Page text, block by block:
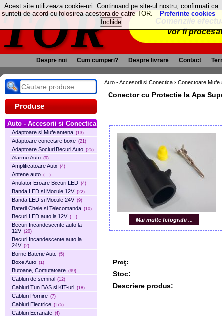
TOR
Comenzile
vor fi
Despre noi Cum cumperi? Despre livrare Contact
Produse
Auto - Accesorii si Conectica
Adaptoare si Mufe antena (13)
Adaptoare conectare boxe (21)
Adaptoare Socluri Becuri Auto (25)
Alarme Auto (9)
Amplificatoare Auto (4)
Antene auto (...)
Anulator Eroare Becuri LED (4)
Banda LED si Module 12V (22)
Banda LED si Module 24V (9)
Baterii Cheie si Telecomanda (10)
Becuri LED auto la 12V (...)
Becuri Incandescente auto la
12V (20)
Becuri Incandescente auto la
24V (2)
Borne Baterie Auto (5)
Boxe Auto (1)
Butoane, Comutatoare (99)
Cabluri de semnal (12)
Cabluri Tun BAS si KIT-uri (18)
Cabluri Pornire (7)
Cabluri Electrice (175)
Cabluri Ecranate (4)
Auto - Accesorii si Conectica › Conectoare Mufe
Conector cu Protectie la Apa
Mai multe fotografii ...
Preţ:
Stoc:
Descriere produs:
Acest site utilizeaza cookie-uri. Continuand pe site-ul nostru, confirmati ca
sunteti de acord cu folosirea acestora de catre TOR.
Preferinte cookies